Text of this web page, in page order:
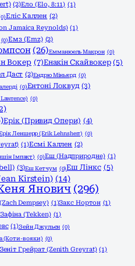
(2)Ело (Elo, 8:11) (1)
Еліс Каллен (2)
Jamaica Reynolds) (1)
(0)Емз (Emz) (2)
(26)Емманюель Макрон (0)
Вокер (7)Енакін Скайвокер (5)
Даст (2)Ендрю Міньярд (0)
(0)Ентоні Локвуд (3)
(0)
Ерік (Привид Опери) (4)
Леншерр (Erik Lehnsherr) (0)
(1)Есмі Каллен (2)
Імпакт) (0)Еш (Надприродне) (1)
(3)Еш Кетчум (0)Еш Лінкс (5)
Kirstein) (14)
Янович (296)
Dempsey) (1)Закс Нортон (1)
Зафіна (Tekken) (1)
(1)Зейн Джульєн (0)
(Коти-вояки) (0)
Грейрат (Zenith Greyrat) (1)